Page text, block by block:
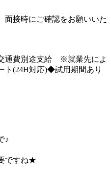
面接時にご確認をお願いいた
通費別途支給 ※就業先によ
ト(24H対応)◆試用期間あり
♪
ですね★